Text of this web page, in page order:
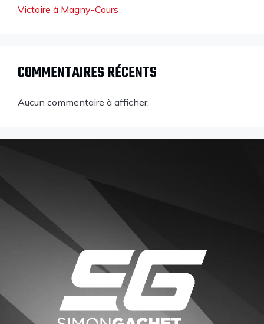
Victoire à Magny-Cours
COMMENTAIRES RÉCENTS
Aucun commentaire à afficher.